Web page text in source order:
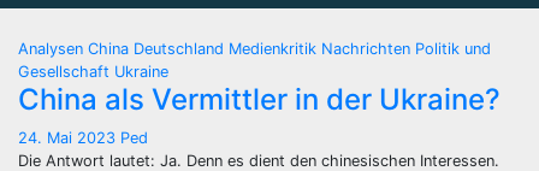
Analysen China Deutschland Medienkritik Nachrichten Politik und
Gesellschaft Ukraine
China als Vermittler in der Ukraine?
24. Mai 2023 Ped
Die Antwort lautet: Ja. Denn es dient den chinesischen Interessen.